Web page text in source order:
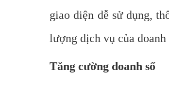
giao diện dễ sử dụng,
lượng dịch vụ của doanh
Tăng cường doanh số